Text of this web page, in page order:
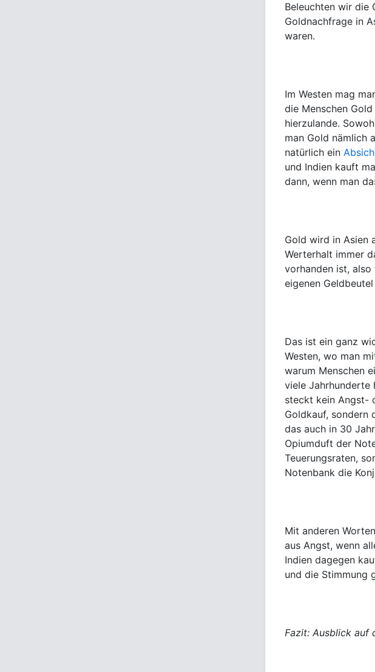
Beleuchten wir die
Goldnachfrage in
waren.
Im Westen mag
die Menschen
hierzulande.
man Gold nämlich
natürlich ein
und Indien kauft
dann, wenn man
Gold wird in Asien
Werterhalt immer
vorhanden ist,
eigenen
Das ist ein ganz
Westen, wo man
warum Menschen
viele Jahrhunderte
steckt kein Angst-
Goldkauf, sondern
das auch in 30
Opiumduft der
Teuerungsraten,
Notenbank die
Mit anderen
aus Angst, wenn
Indien dagegen
und die Stimmung
Fazit: Ausblick auf